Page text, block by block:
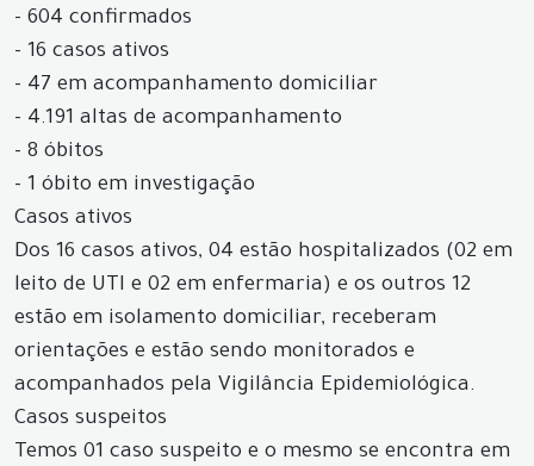
- 604 confirmados
- 16 casos ativos
- 47 em acompanhamento domiciliar
- 4.191 altas de acompanhamento
- 8 óbitos
- 1 óbito em investigação
Casos ativos
Dos 16 casos ativos, 04 estão hospitalizados (02 em
leito de UTI e 02 em enfermaria) e os outros 12
estão em isolamento domiciliar, receberam
orientações e estão sendo monitorados e
acompanhados pela Vigilância Epidemiológica.
Casos suspeitos
Temos 01 caso suspeito e o mesmo se encontra em